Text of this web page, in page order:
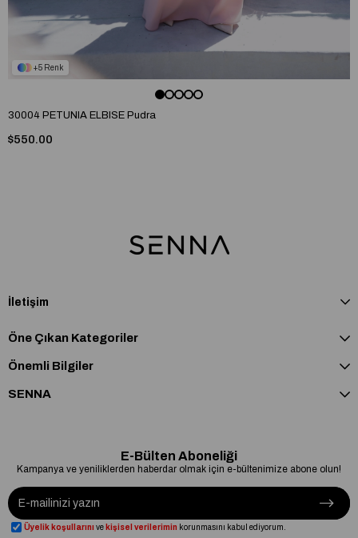
5
30004 PETUNIA ELBISE Pudra
$550.00
İletişim
Öne Çıkan Kategoriler
Önemli Bilgiler
SENNA
E-Bülten Aboneliği
Kampanya ve yeniliklerden haberdar olmak için e-bültenimize abone olun!
Üyelik koşullarını ve kişisel verilerimin korunmasını kabul ediyorum.